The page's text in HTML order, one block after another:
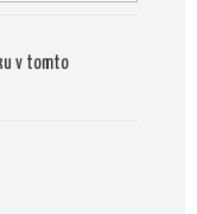
v tomto